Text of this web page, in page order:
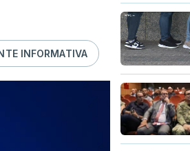
INFORMATIVA